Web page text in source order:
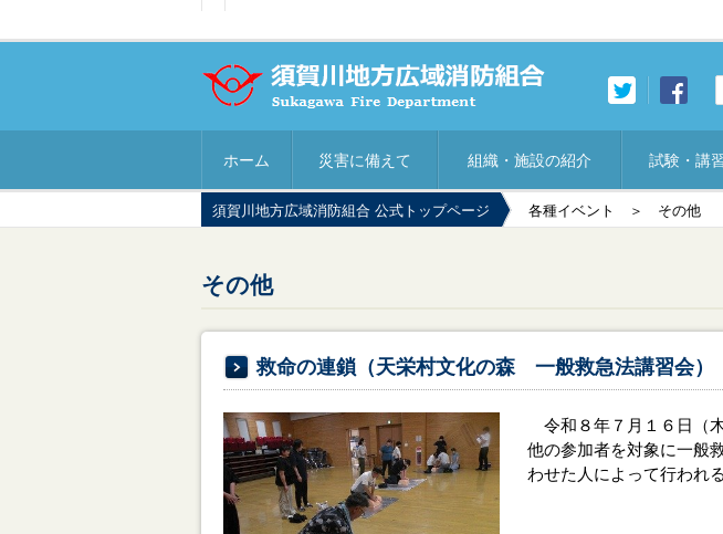
ホーム 災害に備えて 組織・施設の紹介 試験・講
須賀川地方広域消防組合 公式トップページ 各種イベント ＞ その他
その他
救命の連鎖（天栄村文化の森 一般救急法講習会）
令和８年７月１６日（
他の参加者を対象に一般
わせた人によって行われ